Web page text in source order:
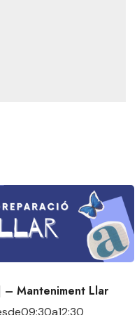
Manteniment Llar
de09:30a12:30